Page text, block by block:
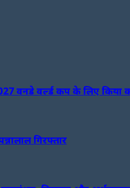
वर्ल्ड कप के लिए किया
गिरफ्तार